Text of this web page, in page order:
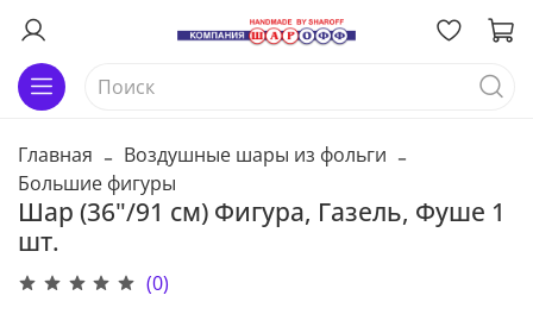
Главная
Воздушные шары из фольги
Большие фигуры
Шар (36"/91 см) Фигура, Газель, Фуше 1
шт.
(0)